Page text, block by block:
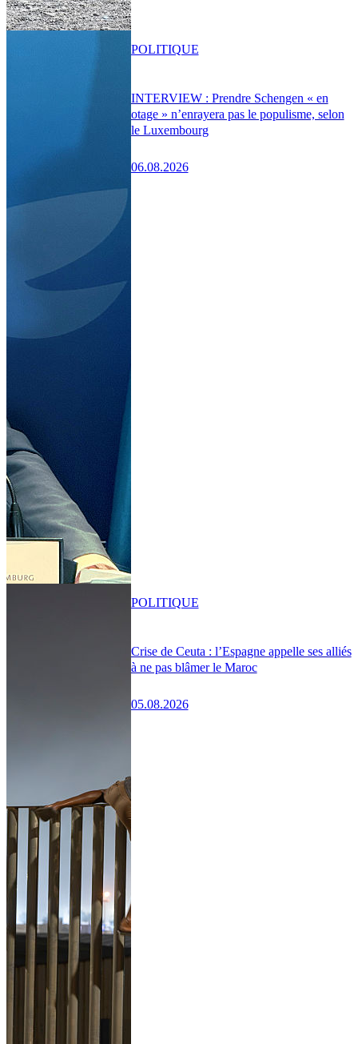
INTERVIEW : Prendre Schengen « en
otage » n’enrayera pas le populisme, selon
le Luxembourg
06.08.2026
POLITIQUE
Crise de Ceuta : l’Espagne appelle ses alliés
à ne pas blâmer le Maroc
05.08.2026
POLITIQUE